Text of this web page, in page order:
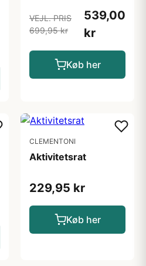
VEJL. PRIS
699,95 kr
539,00
kr
Køb her
CLEMENTONI
Aktivitetsrat
229,95 kr
Køb her